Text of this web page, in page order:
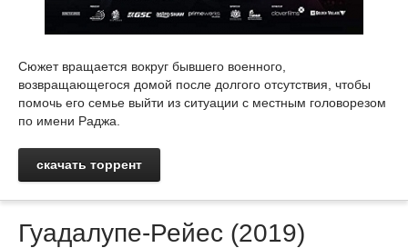
Сюжет вращается вокруг бывшего военного,
возвращающегося домой после долгого отсутствия, чтобы
помочь его семье выйти из ситуации с местным головорезом
по имени Раджа.
скачать торрент
Гуадалупе-Рейес (2019)